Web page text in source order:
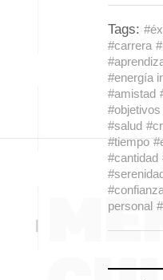
Tags:
#carrera
#energía
#amistad
#objetivos
#salud
#tiempo
#cantidad
personal